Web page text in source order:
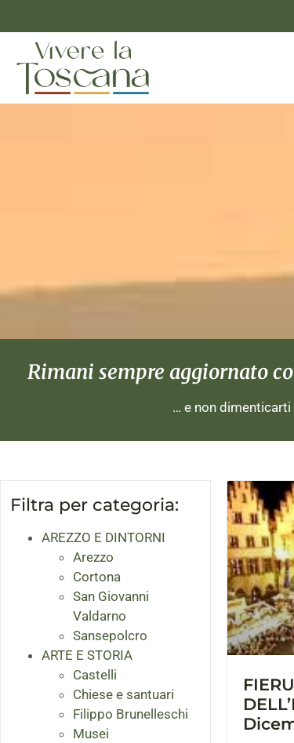
Rimani sempre aggiornato
… e non dimenticarti
Filtra per categoria:
AREZZO E DINTORNI
Arezzo
Cortona
San Giovanni
Valdarno
Sansepolcro
ARTE E STORIA
Castelli
Chiese e santuari
Filippo Brunelleschi
Musei